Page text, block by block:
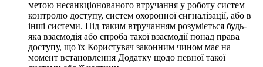
метою несанкціонованого втручання у роботу систем
контролю доступу, систем охоронної сигналізації, або в
інші системи. Під таким втручанням розуміється будь-
яка взаємодія або спроба такої взаємодії понад права
доступу, що їх Користувач законним чином має на
момент встановлення Додатку щодо певної такої